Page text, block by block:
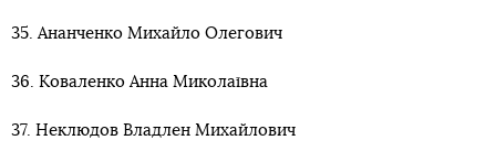
35. Ананченко Михайло Олегович
36. Коваленко Анна Миколаївна
37. Неклюдов Владлен Михайлович